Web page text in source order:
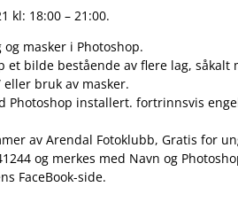
kl: 18:00 – 21:00.
masker i Photoshop.
et bilde bestående av flere lag,
eller bruk av masker.
Photoshop installert. fortrinnsvis
av Arendal Fotoklubb, Gratis for
og merkes med Navn og
FaceBook-side.